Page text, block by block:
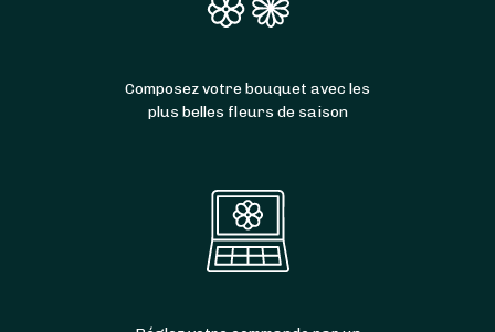
Composez votre bouquet avec les
plus belles fleurs de saison